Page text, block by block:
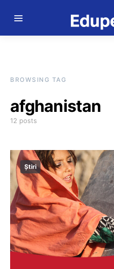
BROWSING TAG
afghanistan
12 posts
Știri